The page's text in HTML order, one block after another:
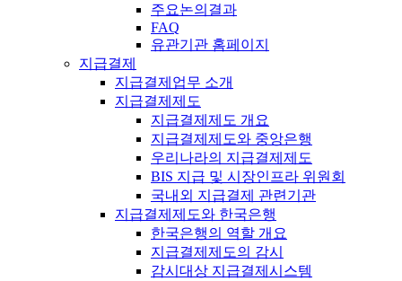
주요논의결과
FAQ
유관기관 홈페이지
지급결제
지급결제업무 소개
지급결제제도
지급결제제도 개요
지급결제제도와 중앙은행
우리나라의 지급결제제도
BIS 지급 및 시장인프라 위원회
국내외 지급결제 관련기관
지급결제제도와 한국은행
한국은행의 역할 개요
지급결제제도의 감시
감시대상 지급결제시스템